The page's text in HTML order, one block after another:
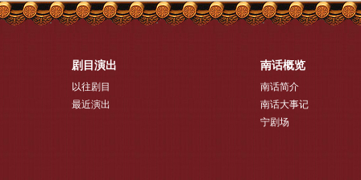
剧目演出
以往剧目
最近演出
南话概览
南话简介
南话大事记
宁剧场